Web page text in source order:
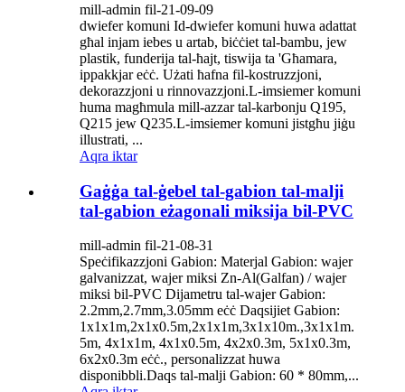
mill-admin fil-21-09-09
dwiefer komuni Id-dwiefer komuni huwa adattat
għal injam iebes u artab, biċċiet tal-bambu, jew
plastik, funderija tal-ħajt, tiswija ta 'Għamara,
ippakkjar eċċ. Użati ħafna fil-kostruzzjoni,
dekorazzjoni u rinnovazzjoni.L-imsiemer komuni
huma magħmula mill-azzar tal-karbonju Q195,
Q215 jew Q235.L-imsiemer komuni jistgħu jiġu
illustrati, ...
Aqra iktar
Gaġġa tal-ġebel tal-gabion tal-malji
tal-gabion eżagonali miksija bil-PVC
mill-admin fil-21-08-31
Speċifikazzjoni Gabion: Materjal Gabion: wajer
galvanizzat, wajer miksi Zn-Al(Galfan) / wajer
miksi bil-PVC Dijametru tal-wajer Gabion:
2.2mm,2.7mm,3.05mm eċċ Daqsijiet Gabion:
1x1x1m,2x1x0.5m,2x1x1m,3x1x10m.,3x1x1m.
5m, 4x1x1m, 4x1x0.5m, 4x2x0.3m, 5x1x0.3m,
6x2x0.3m eċċ., personalizzat huwa
disponibbli.Daqs tal-malji Gabion: 60 * 80mm,...